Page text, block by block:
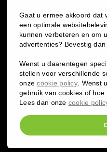
Bampslaan
011
Gaat u ermee akkoord dat
een optimale
kunnen verbeteren en om
advertenties? Bevestig
Wenst u daarentegen
stellen voor verschillende
onzecookie policy . Wenst
gebruik van cookies of
Lees dan onze cookie